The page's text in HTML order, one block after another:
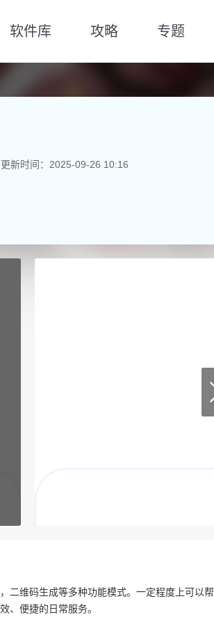
软件库 攻略 专题
更新时间：2025-09-26 10:16
二维码生成等多种功能模式。一定程度上可以帮
、便捷的日常服务。